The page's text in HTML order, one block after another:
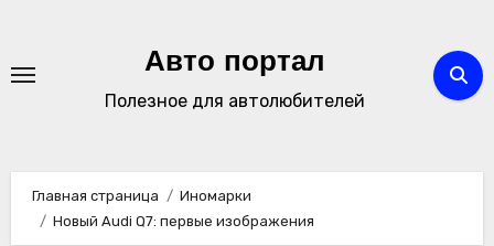
содержимому
Авто портал
Полезное для автолюбителей
Главная страница
Иномарки
Новый Audi Q7: первые изображения